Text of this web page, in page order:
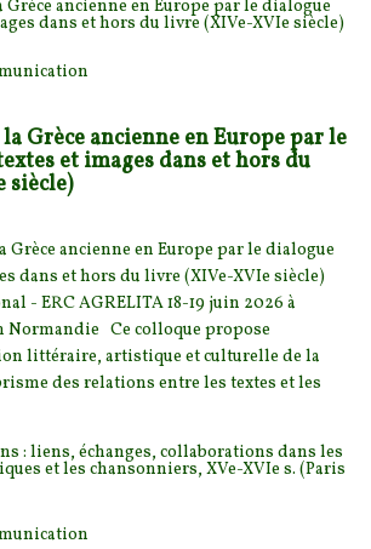
Grèce ancienne en Europe par le
et images dans et hors du
siècle)
Grèce ancienne en Europe par le dialogue
dans et hors du livre (XIVe-XVIe siècle)
- ERC AGRELITA 18-19 juin 2026 à
Normandie Ce colloque propose
littéraire, artistique et culturelle de la
des relations entre les textes et les